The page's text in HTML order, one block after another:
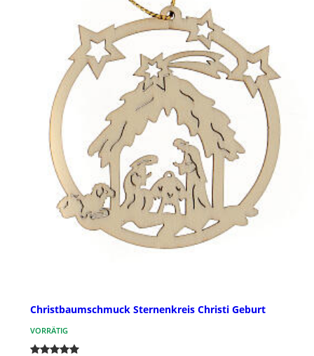
Christbaumschmuck Sternenkreis Christi Geburt
VORRÄTIG